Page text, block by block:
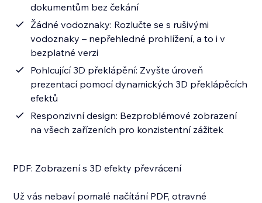
dokumentům bez čekání
Žádné vodoznaky: Rozlučte se s rušivými
vodoznaky – nepřehledné prohlížení, a to i v
bezplatné verzi
Pohlcující 3D překlápění: Zvyšte úroveň
prezentací pomocí dynamických 3D překlápěcích
efektů
Responzivní design: Bezproblémové zobrazení
na všech zařízeních pro konzistentní zážitek
PDF: Zobrazení s 3D efekty převrácení
Už vás nebaví pomalé načítání PDF, otravné